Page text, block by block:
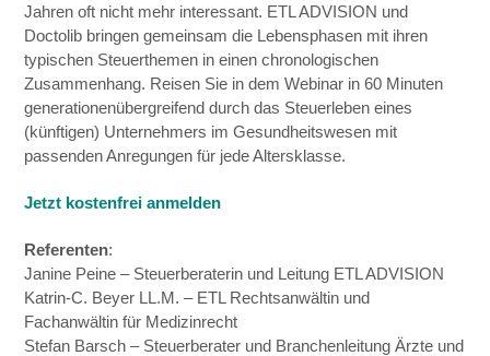
Jahren oft nicht mehr interessant. ETL ADVISION und
Doctolib bringen gemeinsam die Lebensphasen mit ihren
typischen Steuerthemen in einen chronologischen
Zusammenhang. Reisen Sie in dem Webinar in 60 Minuten
generationenübergreifend durch das Steuerleben eines
(künftigen) Unternehmers im Gesundheitswesen mit
passenden Anregungen für jede Altersklasse.
Jetzt kostenfrei anmelden
Referenten:
Janine Peine – Steuerberaterin und Leitung ETL ADVISION
Katrin-C. Beyer LL.M. – ETL Rechtsanwältin und
Fachanwältin für Medizinrecht
Stefan Barsch – Steuerberater und Branchenleitung Ärzte und